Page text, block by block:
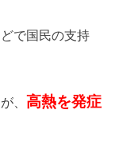
で国民の支持
、 高熱を発症